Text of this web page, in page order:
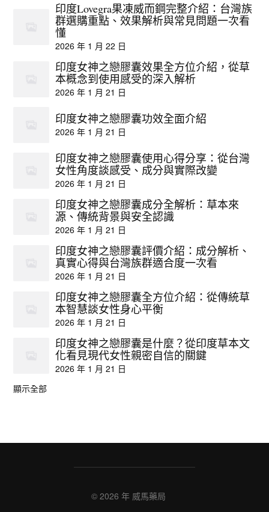
印度Lovegra果凍威而鋼完整介紹：台灣族
群選購重點、效果解析與常見問題一次看
懂
2026 年 1 月 22 日
印度女神之戀膠囊效果全方位介紹，從草
本概念到使用感受的深入解析
2026 年 1 月 21 日
印度女神之戀膠囊功效全面介紹
2026 年 1 月 21 日
印度女神之戀膠囊使用心得分享：從台灣
女性角度談感受、成分與實際改變
2026 年 1 月 21 日
印度女神之戀膠囊成分全解析：草本來
源、傳統背景與安全認識
2026 年 1 月 21 日
印度女神之戀膠囊評價介紹：成分解析、
真實心得與台灣族群適合度一次看
2026 年 1 月 21 日
印度女神之戀膠囊全方位介紹：從傳統草
本智慧談女性身心平衡
2026 年 1 月 21 日
印度女神之戀膠囊是什麼？從印度草本文
化看見現代女性親密自信的關鍵
2026 年 1 月 21 日
顯示全部
© 2026 年 威馬藥局